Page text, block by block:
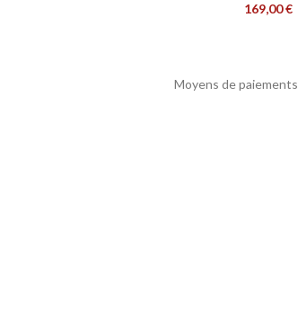
169,00€
Moyens de paiements